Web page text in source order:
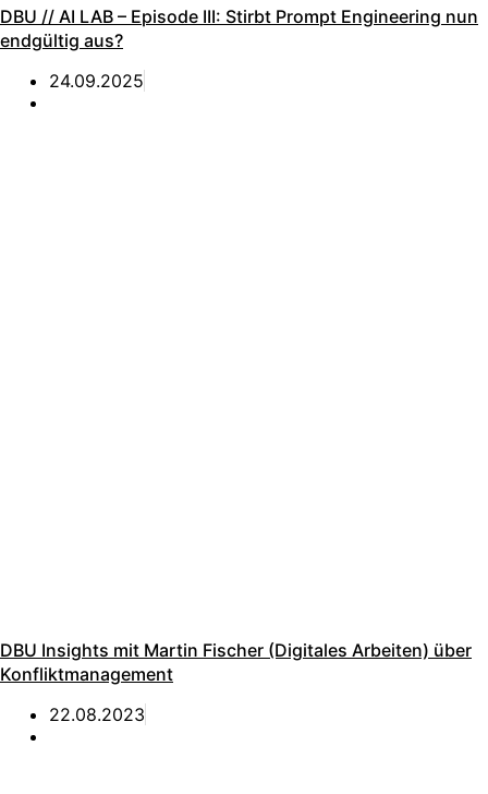
DBU // AI LAB – Episode III: Stirbt Prompt Engineering nun
endgültig aus?
24.09.2025
DBU Insights mit Martin Fischer (Digitales Arbeiten) über
Konfliktmanagement
22.08.2023